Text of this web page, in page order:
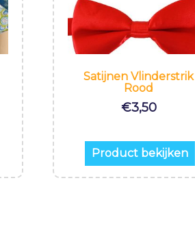
Satijnen Vlinderstrik
Rood
€3,50
Product bekijken